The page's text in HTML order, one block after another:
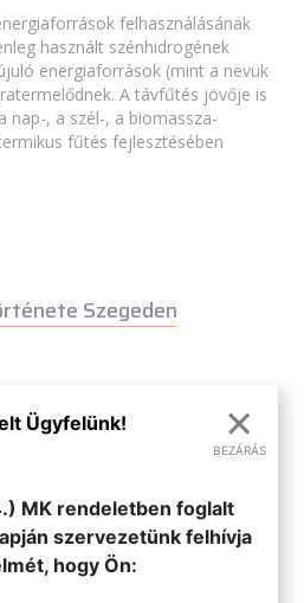
felhasználásának
használt szénhidrogének
energiaforrások (mint a nevük
A távfűtés jövője is
nap-, a szél-, a biomassza-
fűtés fejlesztésében
Szegeden
óta létezik távhőszolgáltatás.
program határozta meg, a
között növekedett a távfűtött
volt bekapcsolva a távfűtésbe,
×
BEZÁRÁS
Ügyfelünk!
MK rendeletben foglalt
szervezetünk felhívja
hogy Ön: